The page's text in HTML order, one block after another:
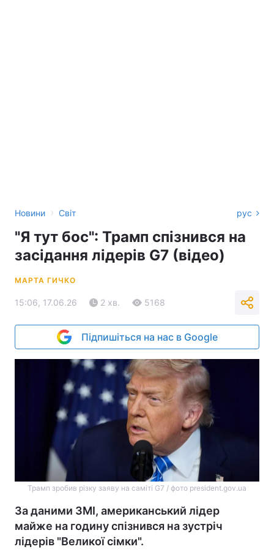
Новини › Світ рус
"Я тут бос": Трамп спізнився на
засідання лідерів G7 (відео)
МАРТА ГИЧКО
15:06, 17.06.26 2 хв. 5168
Підпишіться на нас в Google
Трамп зробив різку заяву на саміті G7 / фото president.gov.ua
За даними ЗМІ, американський лідер
майже на годину спізнився на зустріч
лідерів "Великої сімки".